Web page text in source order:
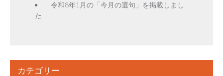
令和8年1月の「今月の選句」を掲載しまし
た
カテゴリー